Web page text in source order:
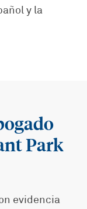
y la
Park
evidencia